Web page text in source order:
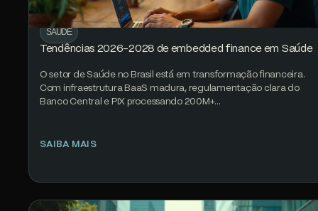
SAÚDE
Tendências 2026-2028 de embedded finance em Saúde
O setor de Saúde no Brasil está em transformação financeira.
Com infraestrutura BaaS madura, regulamentação clara do
Banco Central e PIX processando 200M+…
SAIBA MAIS